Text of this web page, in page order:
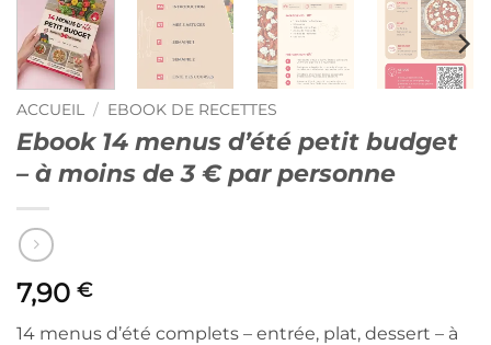
ACCUEIL / EBOOK DE RECETTES
Ebook 14 menus d’été petit budget
– à moins de 3 € par personne
7,90 €
14 menus d’été complets – entrée, plat, dessert – à